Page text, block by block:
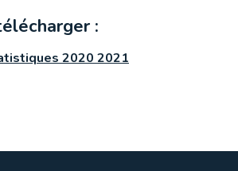
:
2020 2021